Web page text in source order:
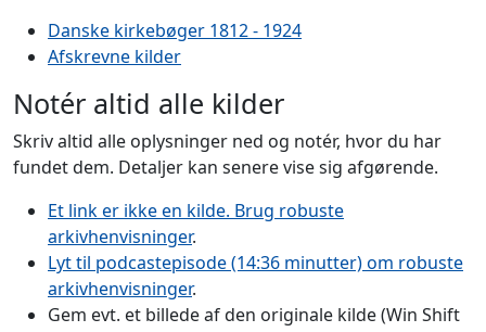
Danske kirkebøger 1812 - 1924
Afskrevne kilder
Notér altid alle kilder
Skriv altid alle oplysninger ned og notér, hvor du har
fundet dem. Detaljer kan senere vise sig afgørende.
Et link er ikke en kilde. Brug robuste
arkivhenvisninger.
Lyt til podcastepisode (14:36 minutter) om robuste
arkivhenvisninger.
Gem evt. et billede af den originale kilde (Win Shift